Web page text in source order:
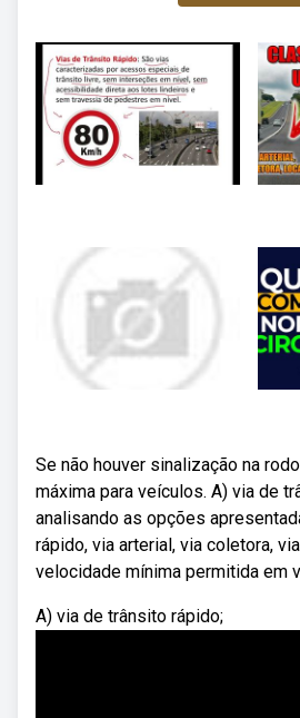
Se não houver sinalização na
máxima para veículos. A) via de
analisando as opções
rápido, via arterial, via coletora,
velocidade mínima permitida em
A) via de trânsito rápido;